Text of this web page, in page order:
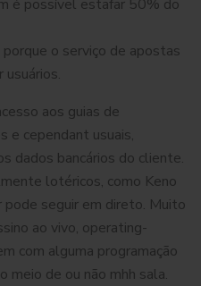
é possível estafar 50% do
o serviço de apostas
aos guias de
e cependant usuais,
dados bancários do cliente.
lotéricos, como Keno
seguir em direto. Muito
ao vivo, operating-
com alguma programação
meio de ou não mhh sala.